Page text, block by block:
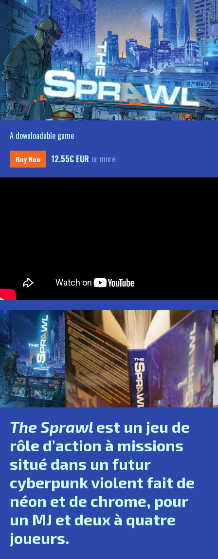
A downloadable game
Buy Now 12.55€ EUR or more
The Sprawl est un jeu de
rôle d’action à missions
situé dans un futur
cyberpunk violent fait de
néon et de chrome, pour
un MJ et deux à quatre
joueurs.